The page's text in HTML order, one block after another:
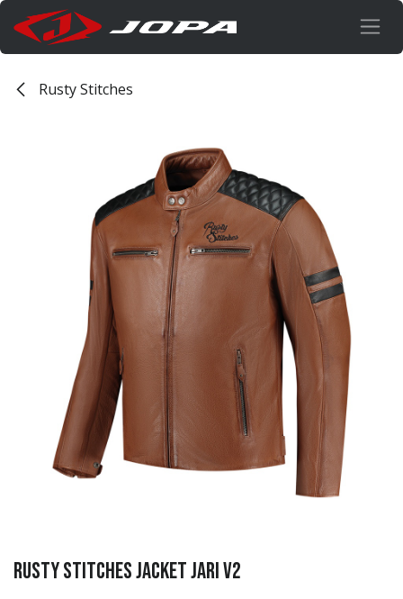
Overslaan naar inhoud
Rusty Stitches
Rusty Stitches Jacket JARI V2